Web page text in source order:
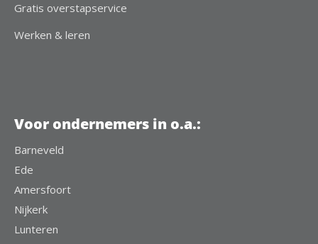
Gratis overstapservice
Werken & leren
Voor ondernemers in o.a.:
Barneveld
Ede
Amersfoort
Nijkerk
Lunteren